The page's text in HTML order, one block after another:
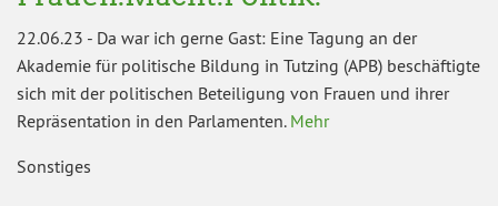
22.06.23 - Da war ich gerne Gast: Eine Tagung an der
Akademie für politische Bildung in Tutzing (APB) beschäftigte
sich mit der politischen Beteiligung von Frauen und ihrer
Repräsentation in den Parlamenten. Mehr
Sonstiges